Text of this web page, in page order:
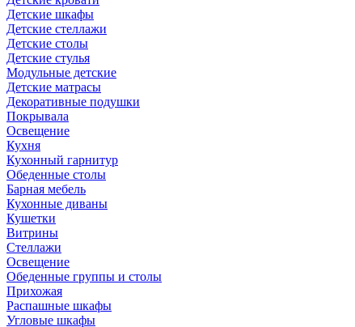
Детские шкафы
Детские стеллажи
Детские столы
Детские стулья
Модульные детские
Детские матрасы
Декоративные подушки
Покрывала
Освещение
Кухня
Кухонный гарнитур
Обеденные столы
Барная мебель
Кухонные диваны
Кушетки
Витрины
Стеллажи
Освещение
Обеденные группы и столы
Прихожая
Распашные шкафы
Угловые шкафы